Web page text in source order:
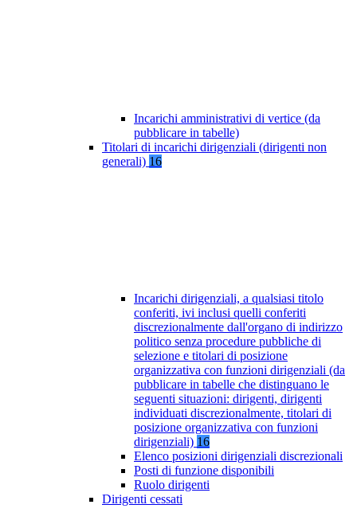
Incarichi amministrativi di vertice (da
pubblicare in tabelle)
Titolari di incarichi dirigenziali (dirigenti non
generali) 16
Incarichi dirigenziali, a qualsiasi titolo
conferiti, ivi inclusi quelli conferiti
discrezionalmente dall'organo di indirizzo
politico senza procedure pubbliche di
selezione e titolari di posizione
organizzativa con funzioni dirigenziali (da
pubblicare in tabelle che distinguano le
seguenti situazioni: dirigenti, dirigenti
individuati discrezionalmente, titolari di
posizione organizzativa con funzioni
dirigenziali) 16
Elenco posizioni dirigenziali discrezionali
Posti di funzione disponibili
Ruolo dirigenti
Dirigenti cessati